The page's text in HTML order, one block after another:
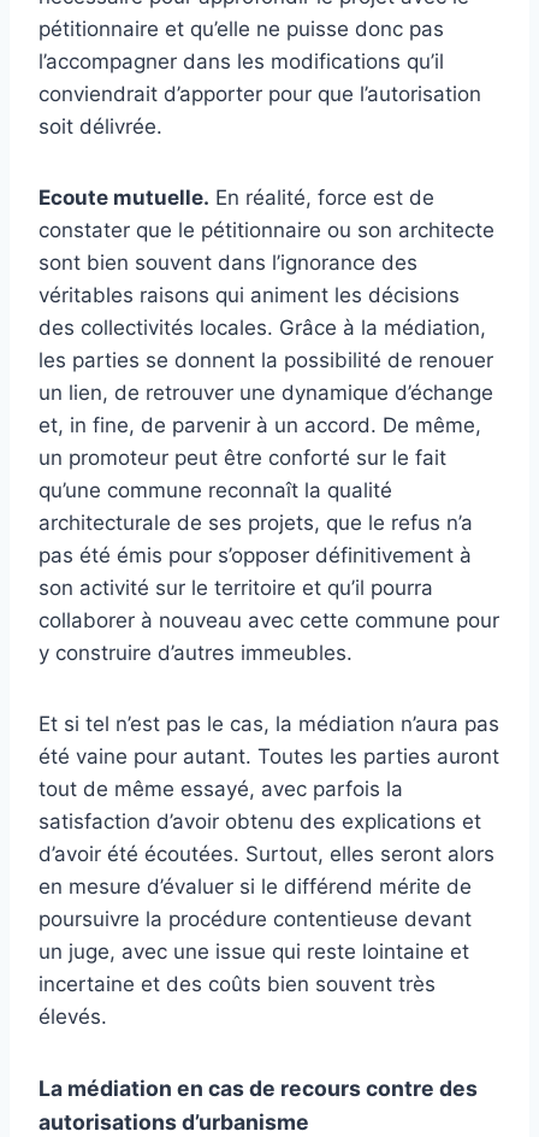
pétitionnaire et qu’elle ne puisse donc pas
l’accompagner dans les modifications qu’il
conviendrait d’apporter pour que l’autorisation
soit délivrée.
Ecoute mutuelle. En réalité, force est de
constater que le pétitionnaire ou son architecte
sont bien souvent dans l’ignorance des
véritables raisons qui animent les décisions
des collectivités locales. Grâce à la médiation,
les parties se donnent la possibilité de renouer
un lien, de retrouver une dynamique d’échange
et, in fine, de parvenir à un accord. De même,
un promoteur peut être conforté sur le fait
qu’une commune reconnaît la qualité
architecturale de ses projets, que le refus n’a
pas été émis pour s’opposer définitivement à
son activité sur le territoire et qu’il pourra
collaborer à nouveau avec cette commune pour
y construire d’autres immeubles.
Et si tel n’est pas le cas, la médiation n’aura pas
été vaine pour autant. Toutes les parties auront
tout de même essayé, avec parfois la
satisfaction d’avoir obtenu des explications et
d’avoir été écoutées. Surtout, elles seront alors
en mesure d’évaluer si le différend mérite de
poursuivre la procédure contentieuse devant
un juge, avec une issue qui reste lointaine et
incertaine et des coûts bien souvent très
élevés.
La médiation en cas de recours contre des
autorisations d’urbanisme